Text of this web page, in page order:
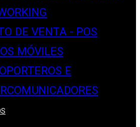
DE VENTA - POS
MÓVILES
E